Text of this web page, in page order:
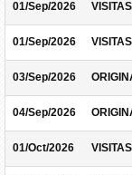
01/Sep/2026
01/Sep/2026
03/Sep/2026
04/Sep/2026
01/Oct/2026